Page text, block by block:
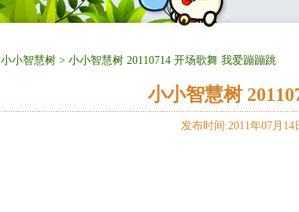
小小智慧树 > 小小智慧树 20110714 开场歌舞 我爱蹦蹦跳
小小智慧树
发布时间:2011年07月14